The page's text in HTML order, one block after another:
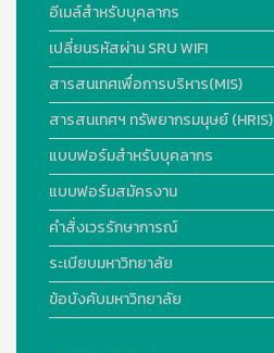
อีเมล์สำหรับบุคลากร
เปลี่ยนรหัสผ่าน SRU WIFI
สารสนเทศเพื่อการบริหาร(MIS)
สารสนเทศฯ ทรัพยากรมนุษย์ (HRIS)
แบบฟอร์มสำหรับบุคลากร
แบบฟอร์มสมัครงาน
คำสั่งเวรรักษาการณ์
ระเบียบมหาวิทยาลัย
ข้อบังคับมหาวิทยาลัย